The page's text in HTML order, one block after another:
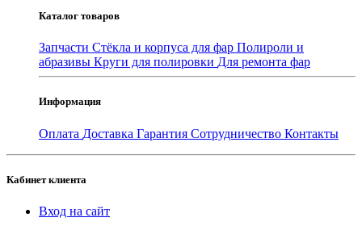
Каталог товаров
Запчасти Стёкла и корпуса для фар Полироли и
абразивы Круги для полировки Для ремонта фар
Информация
Оплата Доставка Гарантия Сотрудничество Контакты
Кабинет клиента
Вход на сайт